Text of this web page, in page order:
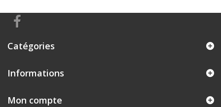
Catégories
Informations
Mon compte